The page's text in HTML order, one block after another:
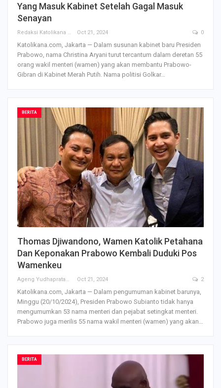
Yang Masuk Kabinet Setelah Gagal Masuk
Senayan
Redaksi Katolikana Oct 21, 2024 0
Katolikana.com, Jakarta — Dalam susunan kabinet baru Presiden
Prabowo, nama Christina Aryani turut tercantum dalam deretan 55
orang wakil menteri (wamen) yang akan membantu Prabowo-
Gibran di Kabinet Merah Putih. Nama politisi Golkar…
BERITA
Thomas Djiwandono, Wamen Katolik Petahana
Dan Keponakan Prabowo Kembali Duduki Pos
Wamenkeu
Ageng Yudhapratama Oct 21, 2024 2
Katolikana.com, Jakarta — Dalam pengumuman kabinet barunya,
Minggu (20/10/2024), Presiden Prabowo Subianto tidak hanya
mengumumkan 53 nama menteri dan pejabat setingkat menteri.
Prabowo juga merilis 55 nama wakil menteri (wamen) yang akan…
BERITA